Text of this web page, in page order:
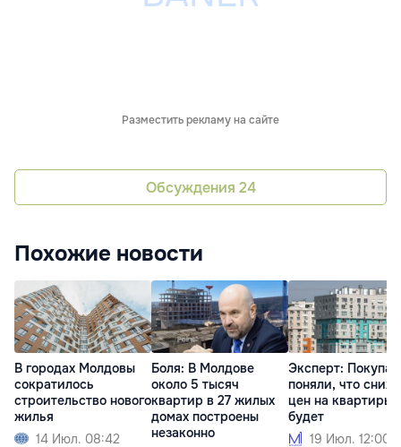
Разместить рекламу на сайте
Обсуждения 24
Похожие новости
В городах Молдовы
сократилось
строительство нового
жилья
14 Июл. 08:42
Боля: В Молдове
около 5 тысяч
квартир в 27 жилых
домах построены
незаконно
Эксперт:
поняли, что
цен на квартиры
будет
19 Июл. 12:00